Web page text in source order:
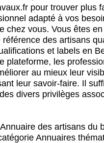
pour trouver plus
adapté à vos
chez vous. Vous êtes
référence des artisans
et labels en
plateforme, les
au mieux leur
leur savoir-faire. Il
divers privilèges
des artisans du
Annuaires